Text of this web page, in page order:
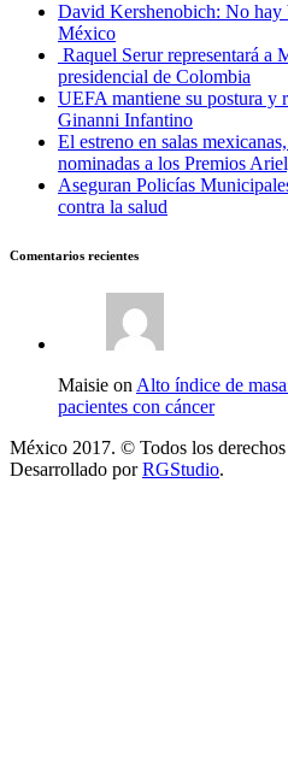
David Kershenobich: No hay
México
Raquel Serur representará a
presidencial de Colombia
UEFA mantiene su postura y
Ginanni Infantino
El estreno en salas
nominadas a los Premios
Aseguran Policías
contra la salud
Comentarios recientes
Maisie on Alto índice de
pacientes con cáncer
México 2017. © Todos los
Desarrollado porRGStudio.